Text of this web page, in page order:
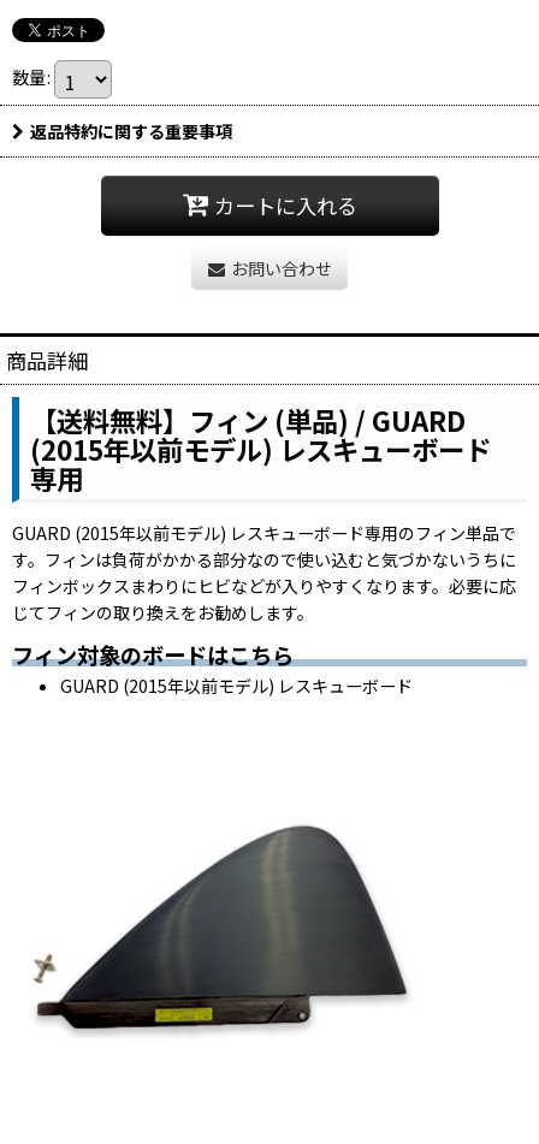
数量:
返品特約に関する重要事項
カートに入れる
お問い合わせ
商品詳細
【送料無料】フィン (単品) / GUARD
(2015年以前モデル) レスキューボード
専用
GUARD (2015年以前モデル) レスキューボード専用のフィン単品で
す。フィンは負荷がかかる部分なので使い込むと気づかないうちに
フィンボックスまわりにヒビなどが入りやすくなります。 必要に応
じてフィンの取り換えをお勧めします。
フィン対象のボードはこちら
GUARD (2015年以前モデル) レスキューボード